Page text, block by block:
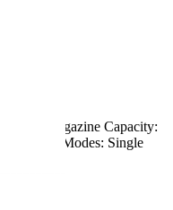
LBS Magazine Capacity:
FPS Fire Modes: Single